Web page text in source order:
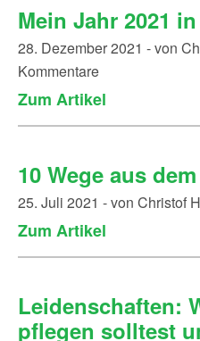
Mein Jahr 2021
28. Dezember 2021 - von
Kommentare
Zum Artikel
10 Wege aus
25. Juli 2021 - von Christof
Zum Artikel
Leidenschaften:
pflegen solltest